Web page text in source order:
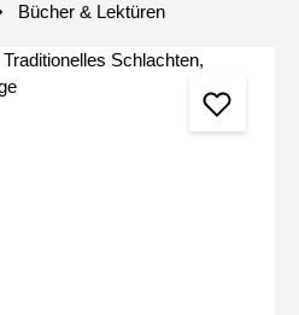
Bücher & Lektüren